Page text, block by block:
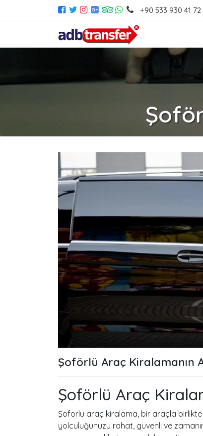
+90 533 930 41 72
Şoförlü Araç Kiralamanın
Şoförlü Araç
Şoförlü araç kiralama, bir araçla
yolculuğunuzu rahat, güvenli ve